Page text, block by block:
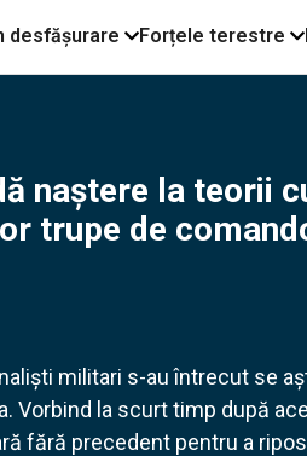
desfășurare Forțele terestre
naştere la teorii
trupe de
militari s-au întrecut se
Vorbind la scurt timp după
fără precedent pentru a